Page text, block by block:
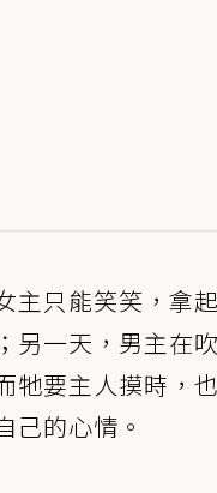
主只能笑笑，拿
另一天，男主在
牠要主人摸時，
己的心情。